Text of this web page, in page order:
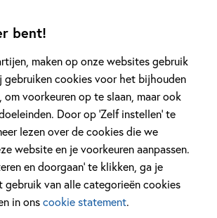
bent!
maken op onze websites gebruik
gebruiken cookies voor het bijhouden
voorkeuren op te slaan, maar ook
Door op ‘Zelf instellen’ te
lezen over de cookies die we
website en je voorkeuren aanpassen.
en doorgaan’ te klikken, ga je
gebruik van alle categorieën cookies
in onscookie statement.
artikelen
leest:
22 DECEMBER 2025
Ons
‘Vraag het
Kinderpanel